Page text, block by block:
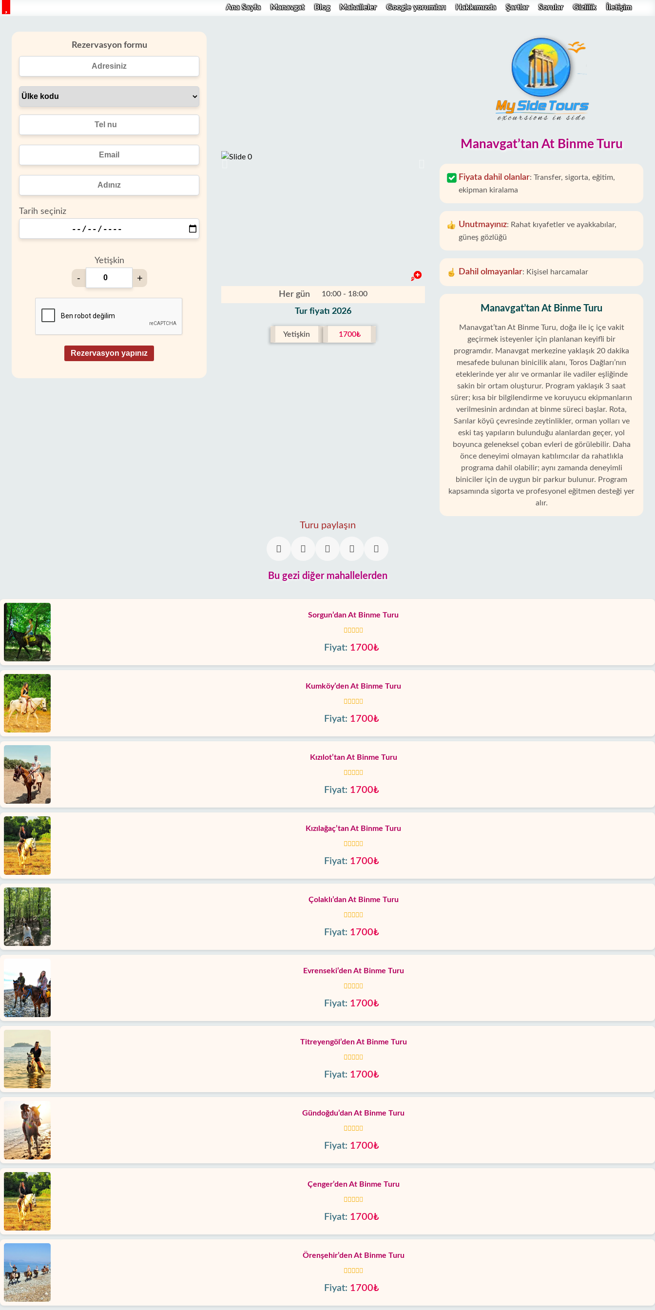
Ana Sayfa Manavgat Blog Mahalleler Google yorumları Hakkımızda Şartlar Sorular Gizlilik İletişim
Manavgat’tan At Binme Turu
Fiyata dahil olanlar: Transfer, sigorta, eğitim,
ekipman kiralama
Unutmayınız: Rahat kıyafetler ve ayakkabılar,
güneş gözlüğü
Dahil olmayanlar: Kişisel harcamalar
Manavgat’tan At Binme Turu
Manavgat’tan At Binme Turu, doğa ile iç içe vakit
geçirmek isteyenler için planlanan keyifli bir
programdır. Manavgat merkezine yaklaşık 20 dakika
mesafede bulunan binicilik alanı, Toros Dağları’nın
eteklerinde yer alır ve ormanlar ile vadiler eşliğinde
sakin bir ortam oluşturur. Program yaklaşık 3 saat
sürer; kısa bir bilgilendirme ve koruyucu ekipmanların
verilmesinin ardından at binme süreci başlar. Rota,
Sarılar köyü çevresinde zeytinlikler, orman yolları ve
eski taş yapıların bulunduğu alanlardan geçer, yol
boyunca geleneksel çoban evleri de görülebilir. Daha
önce deneyimi olmayan katılımcılar da rahatlıkla
programa dahil olabilir; aynı zamanda deneyimli
biniciler için de uygun bir parkur bulunur. Program
kapsamında sigorta ve profesyonel eğitmen desteği yer
alır.
Her gün 10:00 - 18:00
Tur fiyatı 2026
Yetişkin 1700₺
Rezervasyon formu
Tarih seçiniz
Yetişkin
- +
Rezervasyon yapınız
Turu paylaşın
Bu gezi diğer mahallelerden
Sorgun’dan At Binme Turu
Fiyat: 1700₺
Kumköy’den At Binme Turu
Fiyat: 1700₺
Kızılot’tan At Binme Turu
Fiyat: 1700₺
Kızılağaç’tan At Binme Turu
Fiyat: 1700₺
Çolaklı’dan At Binme Turu
Fiyat: 1700₺
Evrenseki’den At Binme Turu
Fiyat: 1700₺
Titreyengöl’den At Binme Turu
Fiyat: 1700₺
Gündoğdu’dan At Binme Turu
Fiyat: 1700₺
Çenger’den At Binme Turu
Fiyat: 1700₺
Örenşehir’den At Binme Turu
Fiyat: 1700₺